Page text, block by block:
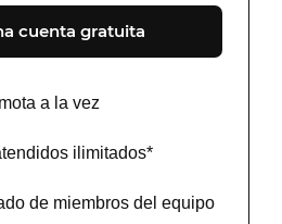
cuenta gratuita
a la vez
ilimitados*
de miembros del equipo